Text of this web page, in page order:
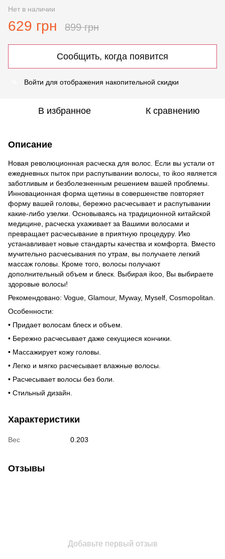
Нет в наличии
629 грн 899 грн
Сообщить, когда появится
Войти для отображения накопительной скидки
В избранное К сравнению
Описание
Новая революционная расческа для волос. Если вы устали от
ежедневных пыток при распутывании волосы, то ikoo является
заботливым и безболезненным решением вашей проблемы.
Инновационная форма щетины в совершенстве повторяет
форму вашей головы, бережно расчесывает и распутывании
какие-либо узелки. Основываясь на традиционной китайской
медицине, расческа ухаживает за Вашими волосами и
превращает расчесывание в приятную процедуру. Ико
устанавливает новые стандарты качества и комфорта. Вместо
мучительно расчесывания по утрам, вы получаете легкий
массаж головы. Кроме того, волосы получают
дополнительный объем и блеск. Выбирая ikoo, Вы выбираете
здоровые волосы!
Рекомендовано: Vogue, Glamour, Myway, Myself, Cosmopolitan.
Особенности:
• Придает волосам блеск и объем.
• Бережно расчесывает даже секущиеся кончики.
• Массажирует кожу головы.
• Легко и мягко расчесывает влажные волосы.
• Расчесывает волосы без боли.
• Стильный дизайн.
Характеристики
Вес 0.203
Отзывы
Добавьте первый отзыв